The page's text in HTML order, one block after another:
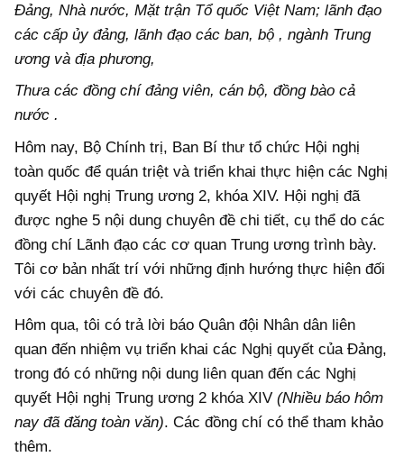
Đảng, Nhà nước, Mặt trận Tổ quốc Việt Nam; lãnh đạo
các cấp ủy đảng, lãnh đạo các ban, bộ , ngành Trung
ương và địa phương,
Thưa các đồng chí đảng viên, cán bộ, đồng bào cả
nước .
Hôm nay, Bộ Chính trị, Ban Bí thư tổ chức Hội nghị
toàn quốc để quán triệt và triển khai thực hiện các Nghị
quyết Hội nghị Trung ương 2, khóa XIV. Hội nghị đã
được nghe 5 nội dung chuyên đề chi tiết, cụ thể do các
đồng chí Lãnh đạo các cơ quan Trung ương trình bày.
Tôi cơ bản nhất trí với những định hướng thực hiện đối
với các chuyên đề đó.
Hôm qua, tôi có trả lời báo Quân đội Nhân dân liên
quan đến nhiệm vụ triển khai các Nghị quyết của Đảng,
trong đó có những nội dung liên quan đến các Nghị
quyết Hội nghị Trung ương 2 khóa XIV (Nhiều báo hôm
nay đã đăng toàn văn). Các đồng chí có thể tham khảo
thêm.